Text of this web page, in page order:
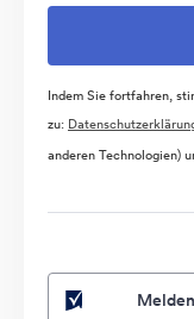
Indem Sie fortfahren,
zu:
anderen Technologien)